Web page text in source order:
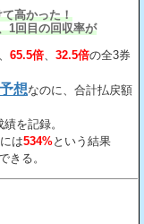
高かった！
1回目の回収率が
65.5倍 32.5倍の全3券
想なのに、合計払戻額
を記録。
には534%という結果
きる。